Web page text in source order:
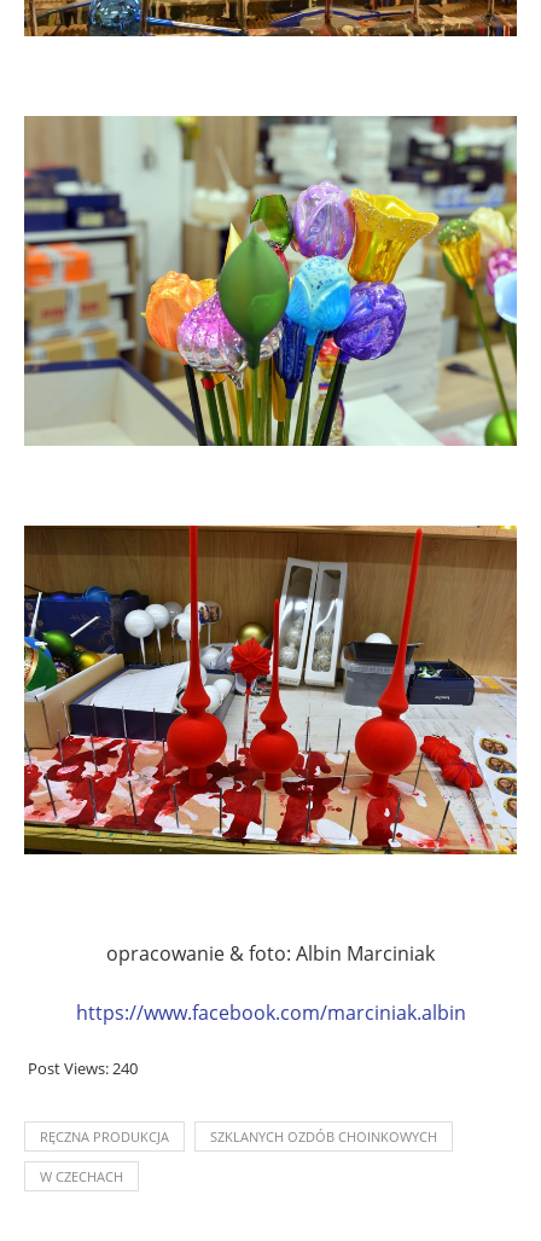
opracowanie & foto: Albin Marciniak
https://www.facebook.com/marciniak.albin
Post Views:240
RĘCZNA PRODUKCJA SZKLANYCH OZDÓB CHOINKOWYCH
W CZECHACH